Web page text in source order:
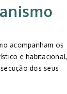
acompanham os
e habitacional,
dos seus